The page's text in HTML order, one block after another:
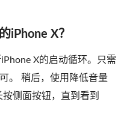
iPhone X？
X的启动循环。只需
。 稍后，使用降低音量
侧面按钮，直到看到